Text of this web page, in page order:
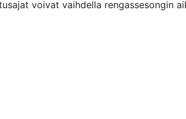
voivat vaihdella rengassesongin